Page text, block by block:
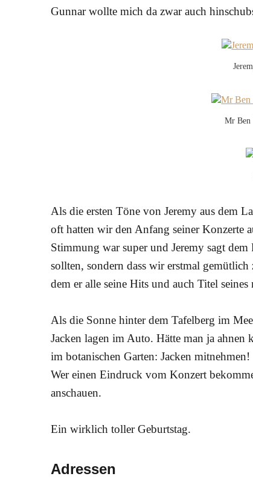
Gunnar wollte mich da zwar auch
Mr Ben
Als die ersten Töne von Jeremy aus dem
oft hatten wir den Anfang seiner Konzerte
Stimmung war super und Jeremy sagt
sollten, sondern dass wir erstmal
dem er alle seine Hits und auch Titel
Als die Sonne hinter dem Tafelberg im
Jacken lagen im Auto. Hätte man ja
im botanischen Garten: Jacken mitnehmen!
Wer einen Eindruck vom Konzert
anschauen.
Ein wirklich toller Geburtstag.
Adressen